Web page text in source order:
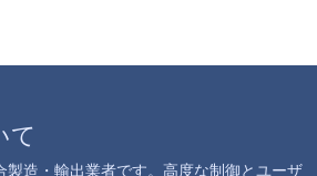
て
造・輸出業者です。高度な制御とユーザ